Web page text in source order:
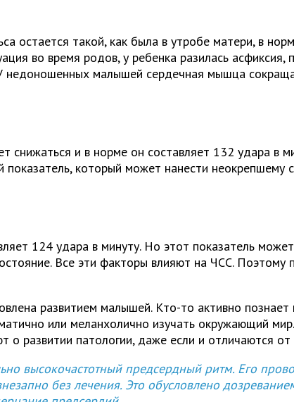
остается такой, как была в утробе матери, в
во время родов, у ребенка разилась
недоношенных малышей сердечная мышца
и в норме он составляет 132 удара в
который может нанести неокрепшему
124 удара в минуту. Но этот показатель
Все эти факторы влияют на ЧСС. Поэтому
развитием малышей. Кто-то активно
или меланхолично изучать окружающий
о развитии патологии, даже если и отличаются
высокочастотный предсердный ритм. Его
без лечения. Это обусловлено